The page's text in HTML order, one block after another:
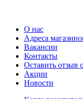
О нас
Адреса
Вакансии
Контакты
Оставить отзыв
Акции
Новости